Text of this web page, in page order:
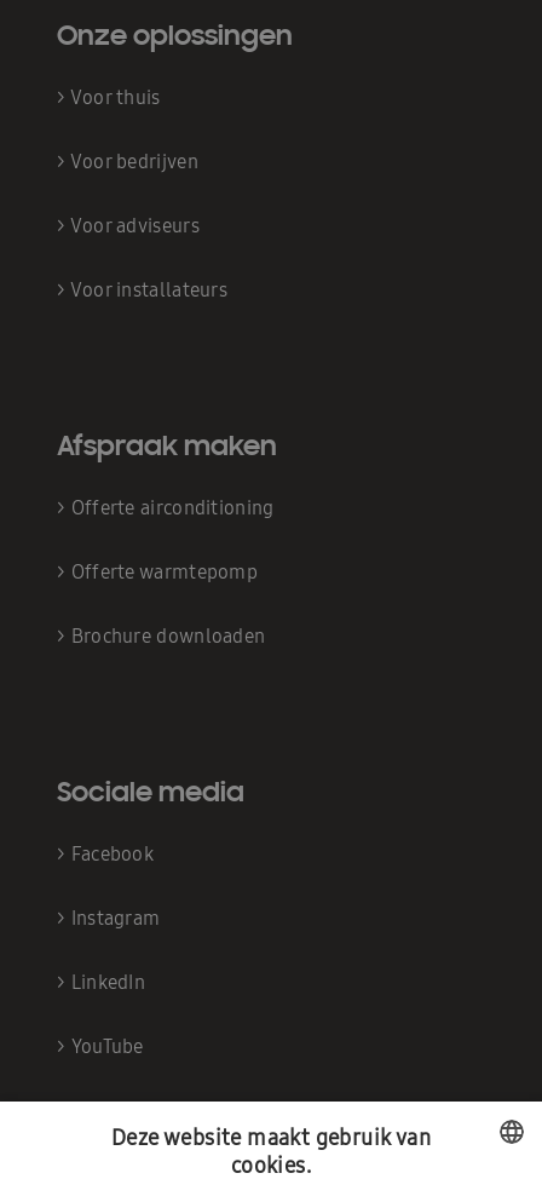
Onze oplossingen
> Voor thuis
> Voor bedrijven
> Voor adviseurs
> Voor installateurs
Afspraak maken
> Offerte airconditioning
> Offerte warmtepomp
> Brochure downloaden
Sociale media
> Facebook
> Instagram
> LinkedIn
> YouTube
Deze website maakt gebruik van
cookies.